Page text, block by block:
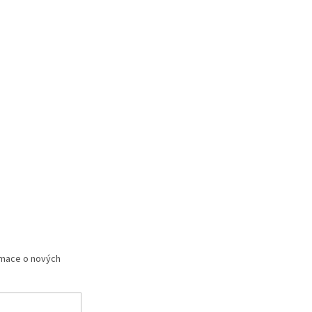
o nových